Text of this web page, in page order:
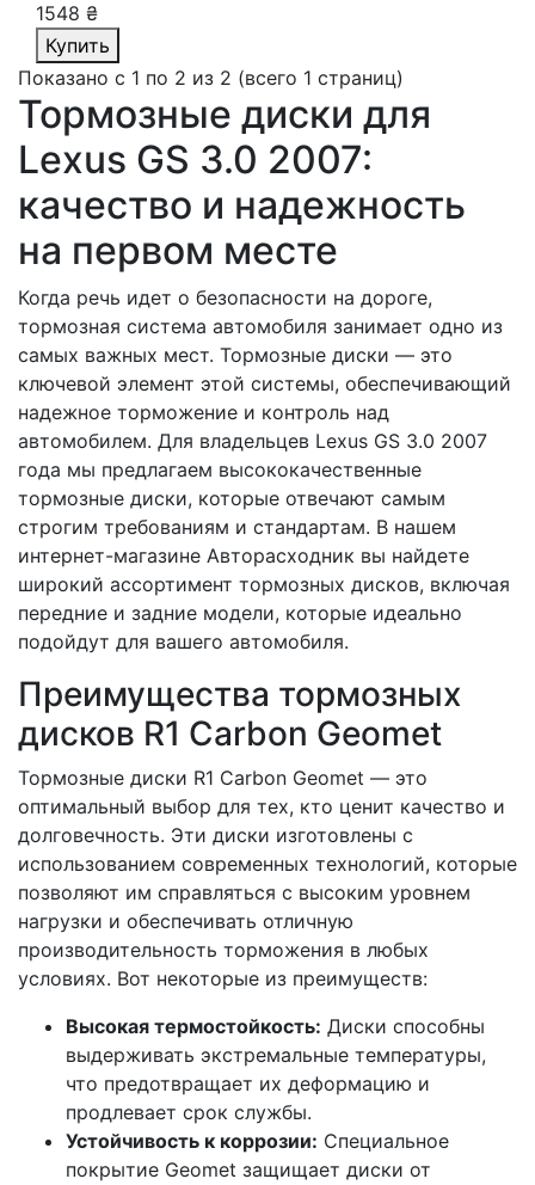
1548 ₴
Купить
Показано с 1 по 2 из 2 (всего 1 страниц)
Тормозные диски для
Lexus GS 3.0 2007:
качество и надежность
на первом месте
Когда речь идет о безопасности на дороге,
тормозная система автомобиля занимает одно из
самых важных мест. Тормозные диски — это
ключевой элемент этой системы, обеспечивающий
надежное торможение и контроль над
автомобилем. Для владельцев Lexus GS 3.0 2007
года мы предлагаем высококачественные
тормозные диски, которые отвечают самым
строгим требованиям и стандартам. В нашем
интернет-магазине Авторасходник вы найдете
широкий ассортимент тормозных дисков, включая
передние и задние модели, которые идеально
подойдут для вашего автомобиля.
Преимущества тормозных
дисков R1 Carbon Geomet
Тормозные диски R1 Carbon Geomet — это
оптимальный выбор для тех, кто ценит качество и
долговечность. Эти диски изготовлены с
использованием современных технологий, которые
позволяют им справляться с высоким уровнем
нагрузки и обеспечивать отличную
производительность торможения в любых
условиях. Вот некоторые из преимуществ:
Высокая термостойкость: Диски способны
выдерживать экстремальные температуры,
что предотвращает их деформацию и
продлевает срок службы.
Устойчивость к коррозии: Специальное
покрытие Geomet защищает диски от